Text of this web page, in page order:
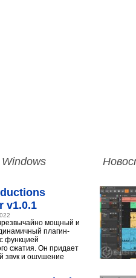
v1.0.1
мощный и
плагин-
функцией
сжатия. Он придает
звук и ощущение